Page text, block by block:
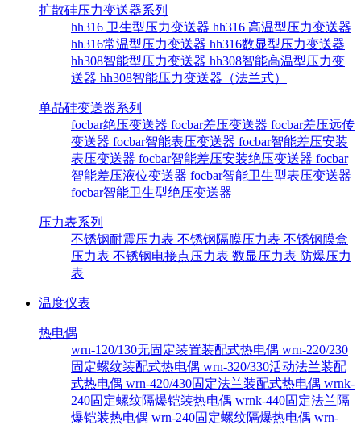
扩散硅压力变送器系列
hh316 卫生型压力变送器 hh316 高温型压力变送器
hh316常温型压力变送器 hh316数显型压力变送器
hh308智能型压力变送器 hh308智能高温型压力变
送器 hh308智能压力变送器（法兰式）
单晶硅变送器系列
focbar绝压变送器 focbar差压变送器 focbar差压远传
变送器 focbar智能表压变送器 focbar智能差压安装
表压变送器 focbar智能差压安装绝压变送器 focbar
智能差压液位变送器 focbar智能卫生型表压变送器
focbar智能卫生型绝压变送器
压力表系列
不锈钢耐震压力表 不锈钢隔膜压力表 不锈钢膜盒
压力表 不锈钢电接点压力表 数显压力表 防爆压力
表
温度仪表
热电偶
wrn-120/130无固定装置装配式热电偶 wrn-220/230
固定螺纹装配式热电偶 wrn-320/330活动法兰装配
式热电偶 wrn-420/430固定法兰装配式热电偶 wrnk-
240固定螺纹隔爆铠装热电偶 wrnk-440固定法兰隔
爆铠装热电偶 wrn-240固定螺纹隔爆热电偶 wrn-